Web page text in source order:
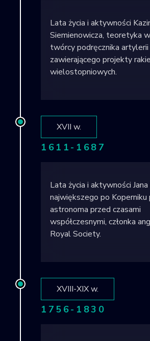
Lata życia i aktywności
Siemienowicza, teoretyka
twórcy podręcznika artylerii
zawierającego projekty
wielostopniowych.
1611-1687
Lata życia i aktywności
największego po
astronoma przed czasami
współczesnymi, członka
Royal Society.
XVII w.
1756-1830
XVIII-XIX w.